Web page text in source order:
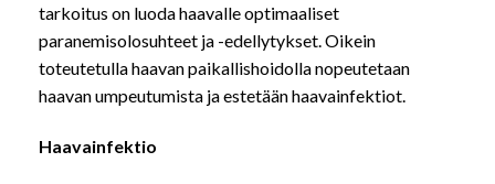
tarkoitus on luoda haavalle optimaaliset
paranemisolosuhteet ja -edellytykset. Oikein
toteutetulla haavan paikallishoidolla nopeutetaan
haavan umpeutumista ja estetään haavainfektiot.
Haavainfektio